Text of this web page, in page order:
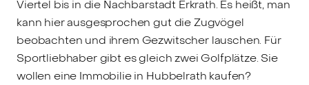
Viertel bis in die Nachbarstadt Erkrath. Es heißt, man
kann hier ausgesprochen gut die Zugvögel
beobachten und ihrem Gezwitscher lauschen. Für
Sportliebhaber gibt es gleich zwei Golfplätze. Sie
wollen eine Immobilie in Hubbelrath kaufen?